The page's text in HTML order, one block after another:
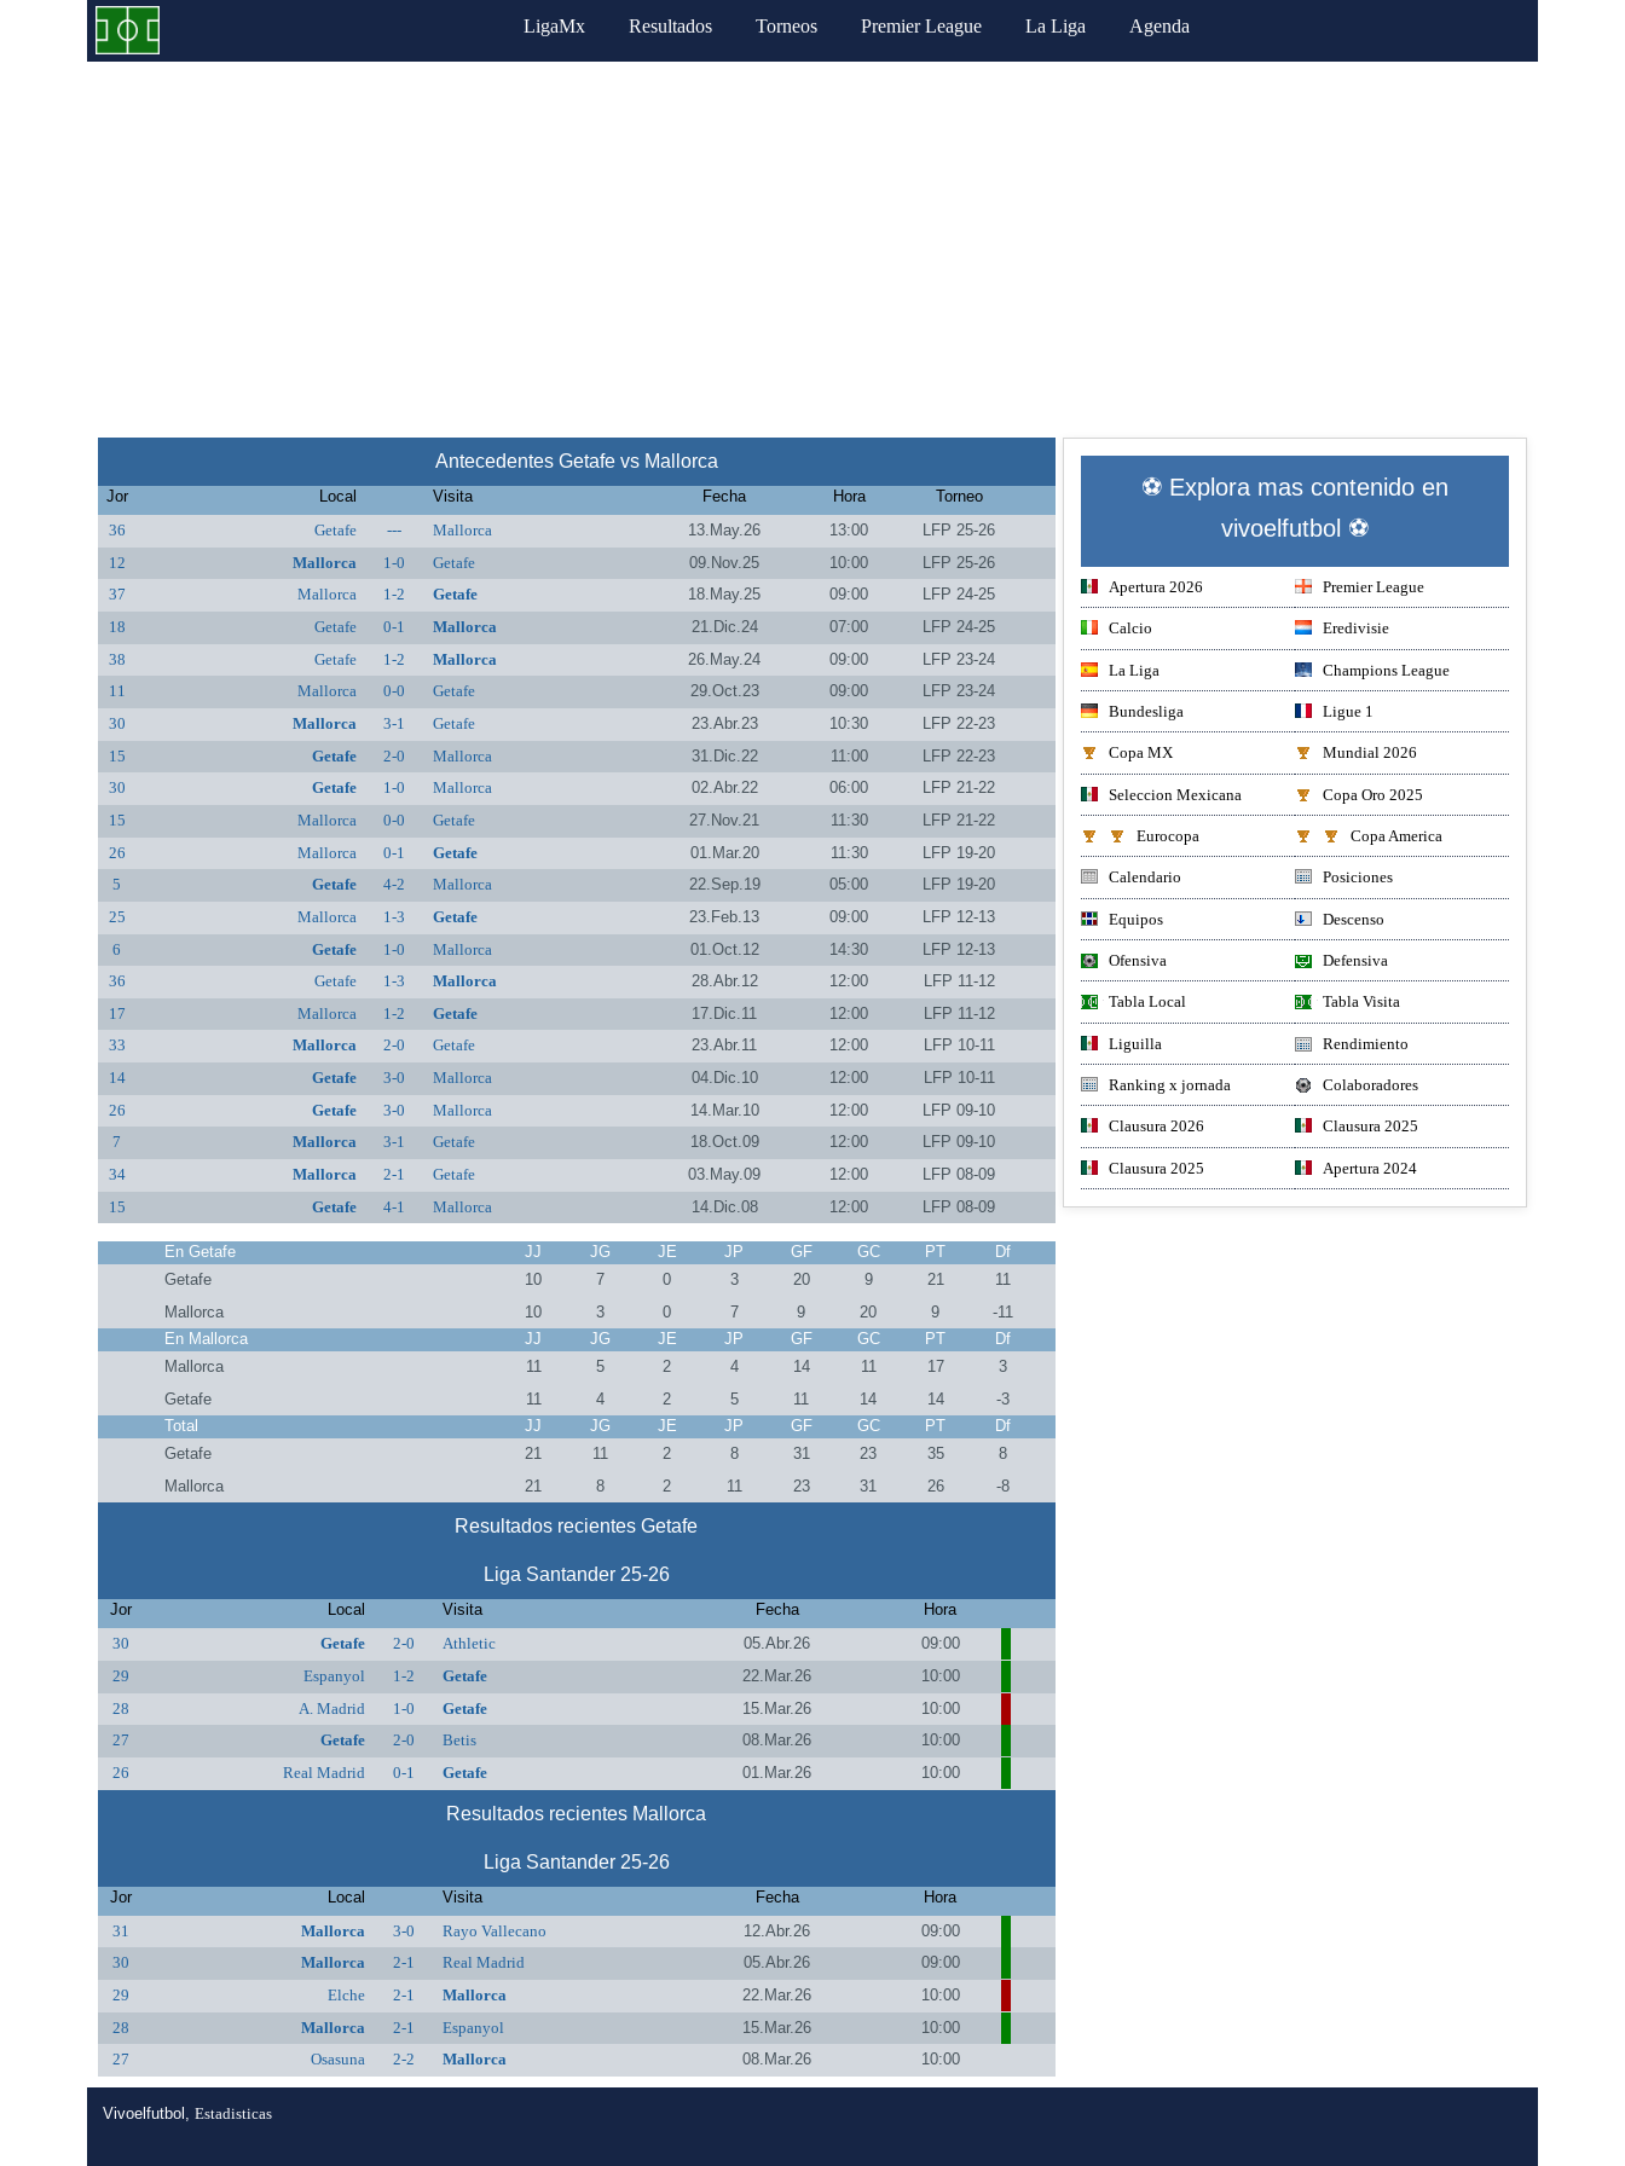
LigaMx Resultados Torneos Premier League La Liga Agenda
Antecedentes Getafe vs Mallorca
Jor Local Visita Fecha Hora
Torneo
36
Getafe --- Mallorca 13.May.26 13:00
LFP 25-26
12
Mallorca 1-0 Getafe 09.Nov.25 10:00
LFP 25-26
37
Mallorca 1-2 Getafe 18.May.25 09:00
LFP 24-25
18
Getafe 0-1 Mallorca 21.Dic.24 07:00
LFP 24-25
38
Getafe 1-2 Mallorca 26.May.24 09:00
LFP 23-24
11
Mallorca 0-0 Getafe 29.Oct.23 09:00
LFP 23-24
30
Mallorca 3-1 Getafe 23.Abr.23 10:30
LFP 22-23
15
Getafe 2-0 Mallorca 31.Dic.22 11:00
LFP 22-23
30
Getafe 1-0 Mallorca 02.Abr.22 06:00
LFP 21-22
15
Mallorca 0-0 Getafe 27.Nov.21 11:30
LFP 21-22
26
Mallorca 0-1 Getafe 01.Mar.20 11:30
LFP 19-20
5
Getafe 4-2 Mallorca 22.Sep.19 05:00
LFP 19-20
25
Mallorca 1-3 Getafe 23.Feb.13 09:00
LFP 12-13
6
Getafe 1-0 Mallorca 01.Oct.12 14:30
LFP 12-13
36
Getafe 1-3 Mallorca 28.Abr.12 12:00
LFP 11-12
17
Mallorca 1-2 Getafe 17.Dic.11 12:00
LFP 11-12
33
Mallorca 2-0 Getafe 23.Abr.11 12:00
LFP 10-11
14
Getafe 3-0 Mallorca 04.Dic.10 12:00
LFP 10-11
26
Getafe 3-0 Mallorca 14.Mar.10 12:00
LFP 09-10
7
Mallorca 3-1 Getafe 18.Oct.09 12:00
LFP 09-10
34
Mallorca 2-1 Getafe 03.May.09 12:00
LFP 08-09
15
Getafe 4-1 Mallorca 14.Dic.08 12:00 LFP 08-09
En Getafe JJ JG JE JP GF GC PT
Df
Getafe
10 7 0 3 20 9 21
11
Mallorca
10 3 0 7 9 20 9
-11
En Mallorca
JJ JG JE JP GF GC PT
Df
Mallorca
11 5 2 4 14 11 17
3
Getafe
11 4 2 5 11 14 14
-3
Total
JJ JG JE JP GF GC PT
Df
Getafe
21 11 2 8 31 23 35
8
Mallorca
21 8 2 11 23 31 26 -8
Resultados recientes Getafe
Liga Santander 25-26
Jor Local Visita Fecha
Hora
30
Getafe 2-0 Athletic 05.Abr.26
09:00
29
Espanyol 1-2 Getafe 22.Mar.26
10:00
28
A. Madrid 1-0 Getafe 15.Mar.26
10:00
27
Getafe 2-0 Betis 08.Mar.26
10:00
26
Real Madrid 0-1 Getafe 01.Mar.26 10:00
Resultados recientes Mallorca
Liga Santander 25-26
Jor Local Visita Fecha
Hora
31
Mallorca 3-0 Rayo Vallecano 12.Abr.26
09:00
30
Mallorca 2-1 Real Madrid 05.Abr.26
09:00
29
Elche 2-1 Mallorca 22.Mar.26
10:00
28
Mallorca 2-1 Espanyol 15.Mar.26
10:00
27
Osasuna 2-2 Mallorca 08.Mar.26 10:00
⚽ Explora mas contenido en
vivoelfutbol ⚽
Apertura 2026 Premier League
Calcio Eredivisie
La Liga Champions League
Bundesliga Ligue 1
Copa MX Mundial 2026
Seleccion Mexicana Copa Oro 2025
Eurocopa Copa America
Calendario Posiciones
Equipos Descenso
Ofensiva Defensiva
Tabla Local Tabla Visita
Liguilla Rendimiento
Ranking x jornada Colaboradores
Clausura 2026 Clausura 2025
Clausura 2025 Apertura 2024
Vivoelfutbol,Estadisticas